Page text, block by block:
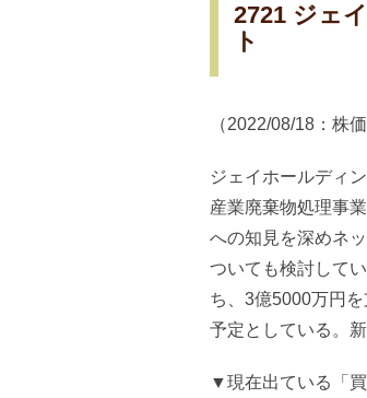
2721 ジェ
ト
（2022/08/18：株
ジェイホールディ
産業廃棄物処理事
への知見を深めネ
ついても検討して
ち、3億5000万円
予定としている。
▼現在出ている「買